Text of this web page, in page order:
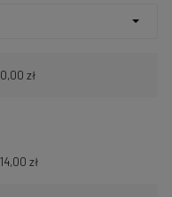
0,00 zł
14,00 zł